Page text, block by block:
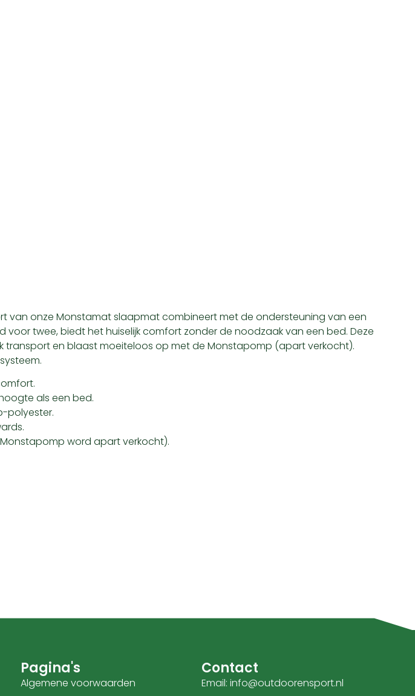
van onze Monstamat slaapmat combineert met de ondersteuning van een
twee, biedt het huiselijk comfort zonder de noodzaak van een bed. Deze
transport en blaast moeiteloos op met de Monstapomp (apart verkocht).
als een bed.
polyester.
word apart verkocht).
Pagina's
Algemene voorwaarden
Contact
Email: info@outdoorensport.nl